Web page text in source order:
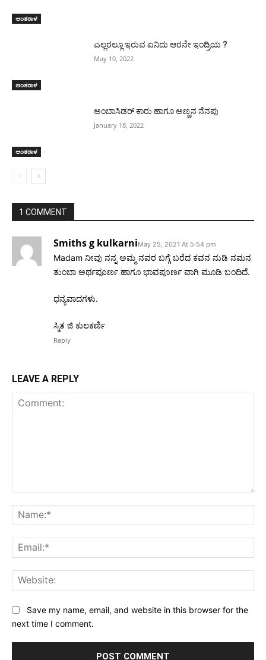
ಅಂತರಾಳ
ಅಂತರಾಳ
ಎಲ್ಲರಲ್ಲೂ ಇರುವ ಏನಿದು ಆರನೇ ಇಂದ್ರಿಯ ?
May 10, 2022
ಅಂತರಾಳ
ಅಂಬಾಸಿಡರ್ ಕಾರು ಹಾಗೂ ಅಣ್ಣನ ನೆನಪು
January 18, 2022
1 COMMENT
Smiths g kulkarniMay 25, 2021 At 5:54 pm
Madam ನೀವು ನನ್ನ ಅಮ್ಮ ನವರ ಬಗ್ಗೆ ಬರೆದ ಕವನ ನುಡಿ ನಮನ
ತುಂಬಾ ಅರ್ಥಪೂರ್ಣ ಹಾಗೂ ಭಾವಪೂರ್ಣ ವಾಗಿ ಮೂಡಿ ಬಂದಿದೆ.
ಧನ್ಯವಾದಗಳು.
ಸ್ಮಿತ ಜಿ ಕುಲಕರ್ಣಿ
Reply
LEAVE A REPLY
Save my name, email, and website in this browser for the
next time I comment.